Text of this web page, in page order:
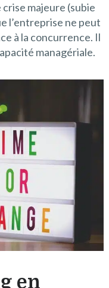
majeure (subie
l’entreprise ne peut
à la concurrence. Il
managériale.
en